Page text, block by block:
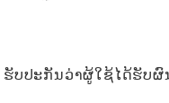
ຮັບປະກັນວ່າຜູ້ໃຊ້ໄດ້ຮັບຜົ